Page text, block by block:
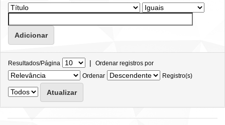
Resultados/Página | Ordenar registros por
Ordenar
Registro(s)